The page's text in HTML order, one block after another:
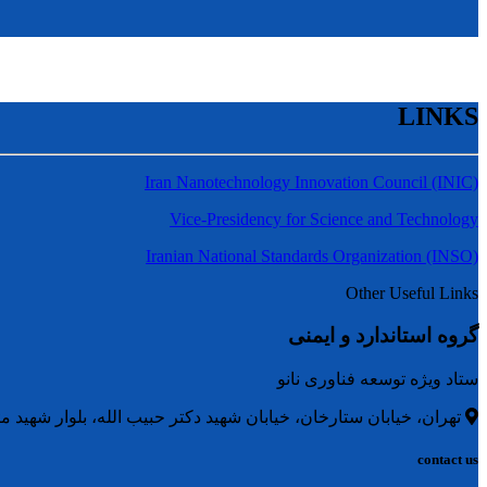
LINKS
Iran Nanotechnology Innovation Council (INIC)
Vice-Presidency for Science and Technology
Iranian National Standards Organization (INSO)
Other Useful Links
گروه استاندارد و ایمنی
ستاد ویژه توسعه فناوری نانو
تهران، خیابان ستارخان، خیابان شهید دکتر حبیب الله، بلوار شهید
contact us